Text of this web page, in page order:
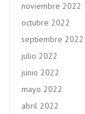
noviembre 2022
octubre 2022
septiembre 2022
julio 2022
junio 2022
mayo 2022
abril 2022